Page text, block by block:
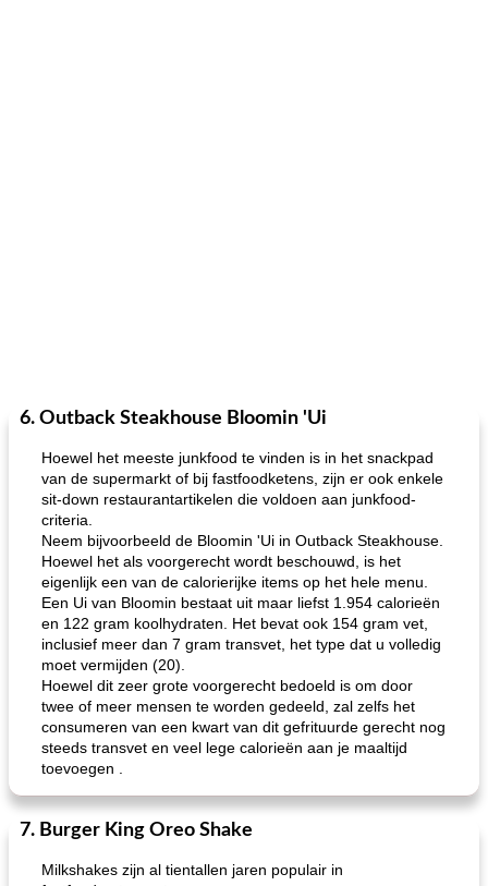
6. Outback Steakhouse Bloomin 'Ui
Hoewel het meeste junkfood te vinden is in het snackpad
van de supermarkt of bij fastfoodketens, zijn er ook enkele
sit-down restaurantartikelen die voldoen aan junkfood-
criteria.
Neem bijvoorbeeld de Bloomin 'Ui in Outback Steakhouse.
Hoewel het als voorgerecht wordt beschouwd, is het
eigenlijk een van de calorierijke items op het hele menu.
Een Ui van Bloomin bestaat uit maar liefst 1.954 calorieën
en 122 gram koolhydraten. Het bevat ook 154 gram vet,
inclusief meer dan 7 gram transvet, het type dat u volledig
moet vermijden (20).
Hoewel dit zeer grote voorgerecht bedoeld is om door
twee of meer mensen te worden gedeeld, zal zelfs het
consumeren van een kwart van dit gefrituurde gerecht nog
steeds transvet en veel lege calorieën aan je maaltijd
toevoegen .
7. Burger King Oreo Shake
Milkshakes zijn al tientallen jaren populair in